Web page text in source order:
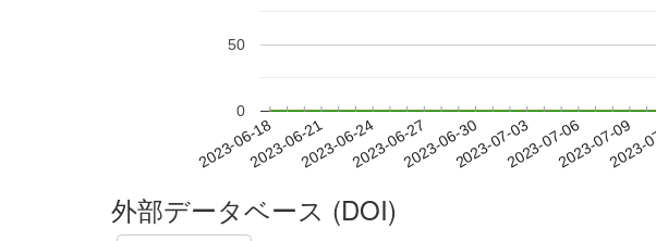
2023-06-182023-06-212023-06-242023-06-272023-06-302023-07-032023-07-062023-07-09
0
50
外部データベース (DOI)